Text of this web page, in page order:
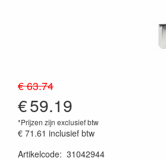
€ 63.74
€59.19
*Prijzen zijn exclusief btw
€ 71.61 inclusief btw
Artikelcode: 31042944